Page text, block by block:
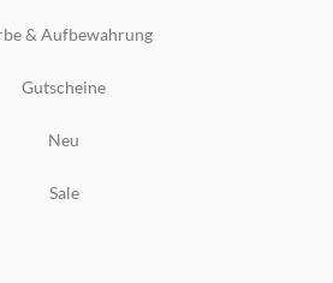
& Aufbewahrung
Gutscheine
Neu
Sale